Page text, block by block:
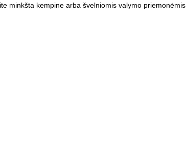
minkšta kempine arba švelniomis valymo priemonėmis.